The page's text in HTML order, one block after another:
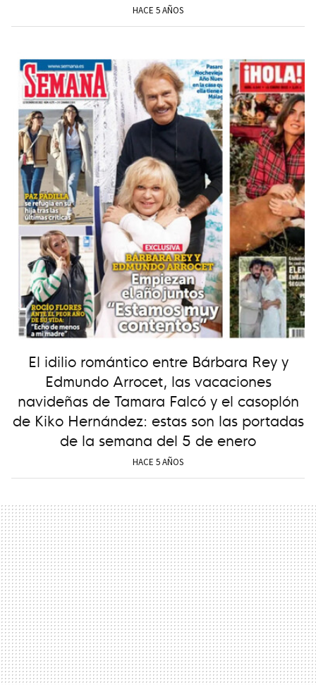
HACE 5 AÑOS
El idilio romántico entre Bárbara Rey y
Edmundo Arrocet, las vacaciones
navideñas de Tamara Falcó y el casoplón
de Kiko Hernández: estas son las portadas
de la semana del 5 de enero
HACE 5 AÑOS